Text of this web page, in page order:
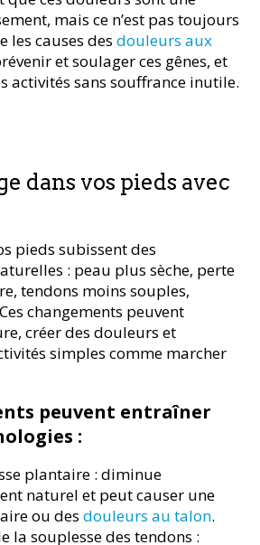
mais ce n’est pas toujours
les causes des douleurs aux
et soulager ces gênes, et
activités sans souffrance inutile.
dans vos pieds avec
pieds subissent des
: peau plus sèche, perte
tendons moins souples,
changements peuvent
créer des douleurs et
simples comme marcher
peuvent entraîner
:
plantaire : diminue
naturel et peut causer une
ou des douleurs au talon.
la souplesse des tendons :